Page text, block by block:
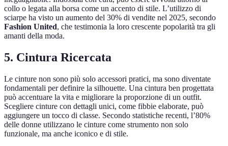
collo o legata alla borsa come un accento di stile. L’utilizzo di
sciarpe ha visto un aumento del 30% di vendite nel 2025, secondo
Fashion United, che testimonia la loro crescente popolarità tra gli
amanti della moda.
5. Cintura Ricercata
Le cinture non sono più solo accessori pratici, ma sono diventate
fondamentali per definire la silhouette. Una cintura ben progettata
può accentuare la vita e migliorare la proporzione di un outfit.
Scegliere cinture con dettagli unici, come fibbie elaborate, può
aggiungere un tocco di classe. Secondo statistiche recenti, l’80%
delle donne utilizzano le cinture come strumento non solo
funzionale, ma anche iconico e di stile.